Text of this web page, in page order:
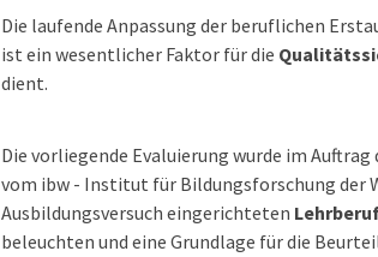
Die laufende Anpassung der beruflichen
ist ein wesentlicher Faktor für die
dient.
Die vorliegende Evaluierung wurde im
vom ibw - Institut für Bildungsforschung der
Ausbildungsversuch eingerichteten
beleuchten und eine Grundlage für die